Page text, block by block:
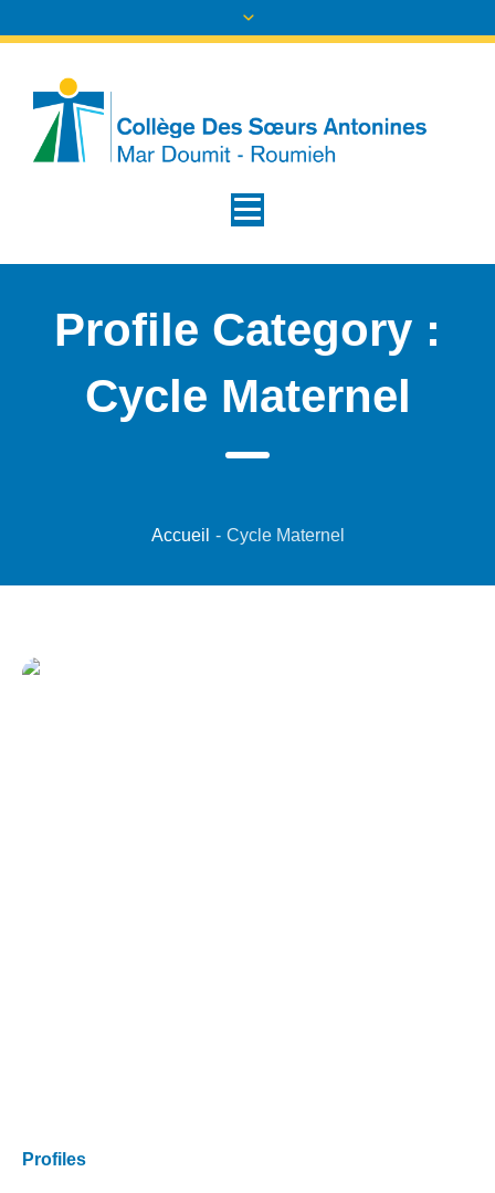
Profile Category :
Cycle Maternel
Accueil - Cycle Maternel
Profiles